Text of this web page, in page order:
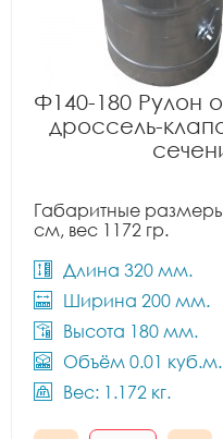
Ф140-180 Рулон
дроссель-
Габаритные
см, вес 1172 гр.
Длина 320 мм.
Ширина 200 мм.
Высота 180 мм.
Объём 0.01 куб.м.
Вес: 1.172 кг.